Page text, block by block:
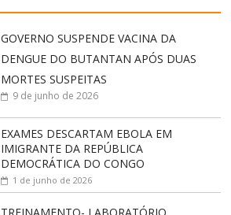
GOVERNO SUSPENDE VACINA DA
DENGUE DO BUTANTAN APÓS DUAS
MORTES SUSPEITAS
9 de junho de 2026
EXAMES DESCARTAM EBOLA EM
IMIGRANTE DA REPÚBLICA
DEMOCRÁTICA DO CONGO
1 de junho de 2026